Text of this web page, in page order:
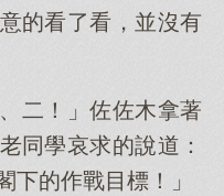
的看了看，並沒有
二！」佐佐木拿著
同學哀求的說道：
下的作戰目標！」